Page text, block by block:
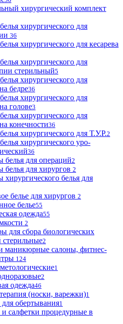
хирургический комплект
хирургического для
36
хирургического для кесарева
хирургического для
стерильный5
хирургического для
бедре36
хирургического для
голове3
хирургического для
конечности36
хирургического для Т.У.Р.2
хирургического уро-
36
белья для операций2
белья для хирургов 2
хирургического белья для
белье для хирургов 2
белье55
одежда55
2
для сбора биологических
стерильные2
маникюрные салоны, фитнес-
124
1
2
одежда46
(носки, варежки)1
обертывания1
салфетки процедурные в